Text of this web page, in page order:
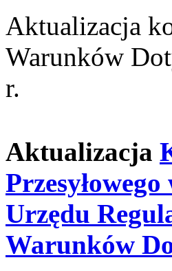
Aktualizacja
Warunków
r.
Aktualizacja
Urzędu
Warunków